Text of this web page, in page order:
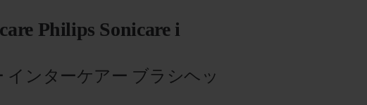
Philips Sonicare i
インターケアー ブラシヘッ